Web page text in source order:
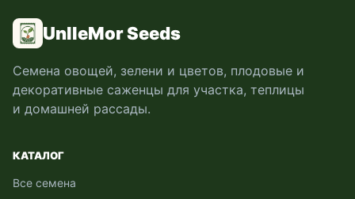
UnlleMor Seeds
Семена овощей, зелени и цветов, плодовые и
декоративные саженцы для участка, теплицы
и домашней рассады.
КАТАЛОГ
Все семена